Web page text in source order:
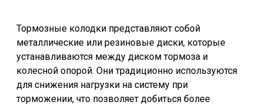
Тормозные колодки представляют собой
металлические или резиновые диски, которые
устанавливаются между диском тормоза и
колесной опорой. Они традиционно используются
для снижения нагрузки на систему при
торможении, что позволяет добиться более